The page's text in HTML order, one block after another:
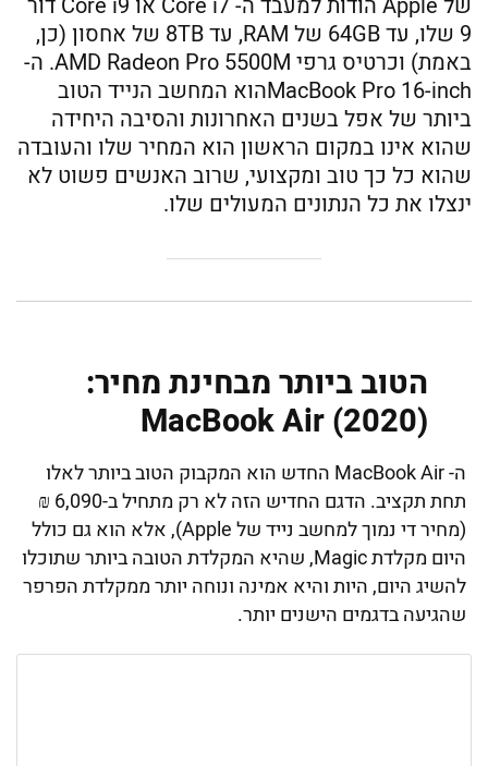
9 שלו, עד 64GB של RAM, עד 8TB של אחסון (כן,
באמת) וכרטיס גרפי AMD Radeon Pro 5500M. ה-
MacBook Pro 16-inchהוא המחשב הנייד הטוב
ביותר של אפל בשנים האחרונות והסיבה היחידה
שהוא אינו במקום הראשון הוא המחיר שלו והעובדה
שהוא כל כך טוב ומקצועי, שרוב האנשים פשוט לא
ינצלו את כל הנתונים המעולים שלו.
הטוב ביותר מבחינת מחיר:
MacBook Air (2020)
ה- MacBook Air החדש הוא המקבוק הטוב ביותר לאלו
תחת תקציב. הדגם החדיש הזה לא רק מתחיל ב-6,090 ₪
(מחיר די נמוך למחשב נייד של Apple), אלא הוא גם כולל
היום מקלדת Magic, שהיא המקלדת הטובה ביותר שתוכלו
להשיג היום, היות והיא אמינה ונוחה יותר ממקלדת הפרפר
שהגיעה בדגמים הישנים יותר.